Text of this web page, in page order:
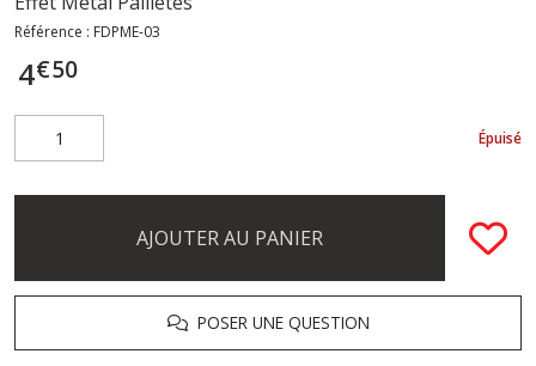
Référence : FDPME-03
4€50
Épuisé
AJOUTER AU PANIER
POSER UNE QUESTION